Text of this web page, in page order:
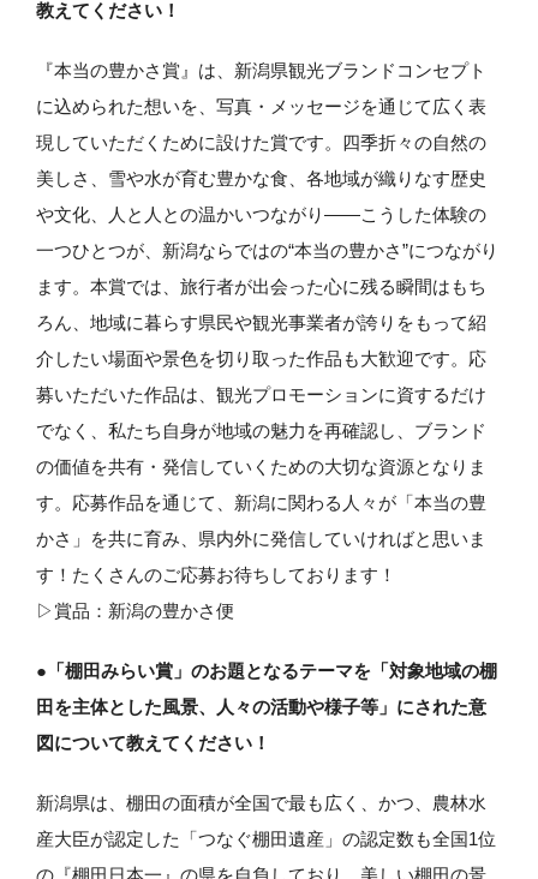
教えてください！
『本当の豊かさ賞』は、新潟県観光ブランドコンセプト
に込められた想いを、写真・メッセージを通じて広く表
現していただくために設けた賞です。四季折々の自然の
美しさ、雪や水が育む豊かな食、各地域が織りなす歴史
や文化、人と人との温かいつながり――こうした体験の
一つひとつが、新潟ならではの“本当の豊かさ”につながり
ます。本賞では、旅行者が出会った心に残る瞬間はもち
ろん、地域に暮らす県民や観光事業者が誇りをもって紹
介したい場面や景色を切り取った作品も大歓迎です。応
募いただいた作品は、観光プロモーションに資するだけ
でなく、私たち自身が地域の魅力を再確認し、ブランド
の価値を共有・発信していくための大切な資源となりま
す。応募作品を通じて、新潟に関わる人々が「本当の豊
かさ」を共に育み、県内外に発信していければと思いま
す！たくさんのご応募お待ちしております！
▷賞品：新潟の豊かさ便
●「棚田みらい賞」のお題となるテーマを「対象地域の棚
田を主体とした風景、人々の活動や様子等」にされた意
図について教えてください！
新潟県は、棚田の面積が全国で最も広く、かつ、農林水
産大臣が認定した「つなぐ棚田遺産」の認定数も全国1位
の『棚田日本一』の県を自負しており、美しい棚田の景